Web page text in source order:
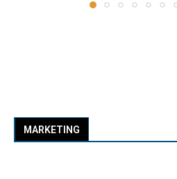
MARKETING